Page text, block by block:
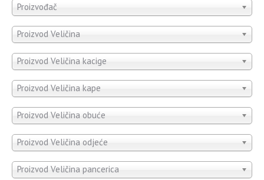
Proizvođač
Proizvod Veličina
Proizvod Veličina kacige
Proizvod Veličina kape
Proizvod Veličina obuće
Proizvod Veličina odjeće
Proizvod Veličina pancerica